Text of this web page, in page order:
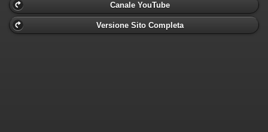
Canale YouTube
Versione Sito Completa